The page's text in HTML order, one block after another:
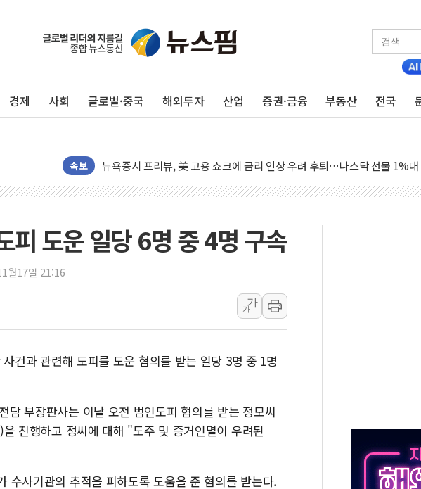
경제 사회 글로벌·중국 해외투자 산업 증권·금융 부동산 전국
속보
[종합] 이슬람 수니파 3국, '공동방위협정' 체결… 이스라엘·이란 위협에
트럼프, 백신·자폐증 행정명령 검토…"이르면 다음 주"
美 항소법원, 백악관 무도회장 공사 중단 명령…트럼프 제동
美 고용 쇼크에 엔화 장중 급등…시장은 "또 개입했나" 촉각
[AI MY 뉴스] 뉴욕 반도체주 프리뷰...美 고용 쇼크에 반도체주 '활짝'
[종합] 美 7월 고용 2만3000명 감소 '쇼크'…9월 금리 인상 기대 후퇴
[사진] 이슬람 수니파 3개국, 공동방위협정 체결
보훈부, 미 DPAA와 MOU… "6·25 미군 실종자 7359명 끝까지 찾겠다"
트럼프 "금리 내려야"…파월 때와 달리 워시엔 톤 낮춰
李 "해남 태양광, 대한민국 다음 100년 밑거름…수도권 집중 완화 전환점"
李 대통령, '6시간 마라톤 부동산 2차 회의' 주재… "전폭적 공급 확대·속도
트럼프, 中 겨냥 폴리실리콘 관세 15% 부과…美 태양광주 급등
[사진] 빈살만과 에르도안의 만남
피 도운 일당 6명 중 4명 구속
월17일 21:16
가
가
건과 관련해 도피를 도운 혐의를 받는 일당 3명 중 1명
담 부장판사는 이날 오전 범인도피 혐의를 받는 정모씨
진행하고 정씨에 대해 "도주 및 증거인멸이 우려된
수사기관의 추적을 피하도록 도움을 준 혐의를 받는다.